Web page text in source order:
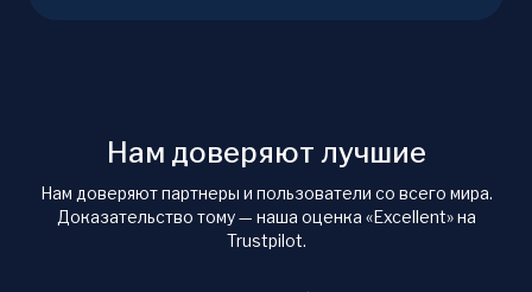
Нам доверяют лучшие
Нам доверяют партнеры и пользователи со всего мира.
Доказательство тому — наша оценка «Excellent» на
Trustpilot.